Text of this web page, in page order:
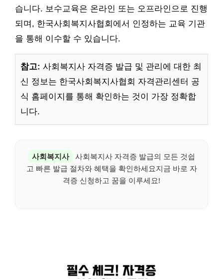
습니다. 보수교육은 온라인 또는 오프라인으로 진행
되며, 한국사회복지사협회에서 인정하는 교육 기관
을 통해 이수할 수 있습니다.
참고: 사회복지사 자격증 발급 및 관리에 대한 최
신 정보는 한국사회복지사협회 자격관리센터 공
식 홈페이지를 통해 확인하는 것이 가장 정확합
니다.
사회복지사 사회복지사 자격증 발급의 모든 것쉽
고 빠른 발급 절차와 혜택을 확인하세요지금 바로 자
격증 신청하고 꿈을 이루세요!